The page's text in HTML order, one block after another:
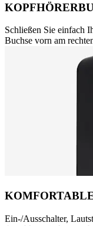
Schließen Sie einfach
Buchse vorn am
Ein-/Ausschalter,